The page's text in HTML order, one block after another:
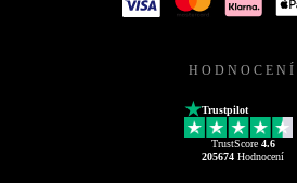
HODNOCENÍ
Trustpilot
TrustScore 4.6
205674 Hodnocení